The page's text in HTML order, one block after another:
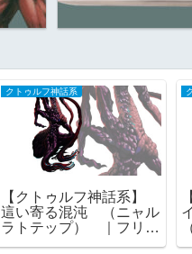
クトゥルフ神話系
【クトゥルフ神話系】
這い寄る混沌 （ニャル
ラトテップ） ｜フリー